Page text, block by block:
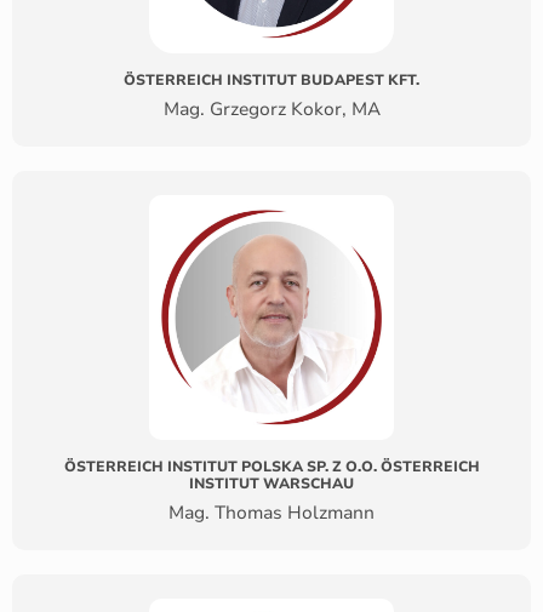
ÖSTERREICH INSTITUT BUDAPEST KFT.
Mag. Grzegorz Kokor, MA
ÖSTERREICH INSTITUT POLSKA SP. Z O.O. ÖSTERREICH
INSTITUT WARSCHAU
Mag. Thomas Holzmann